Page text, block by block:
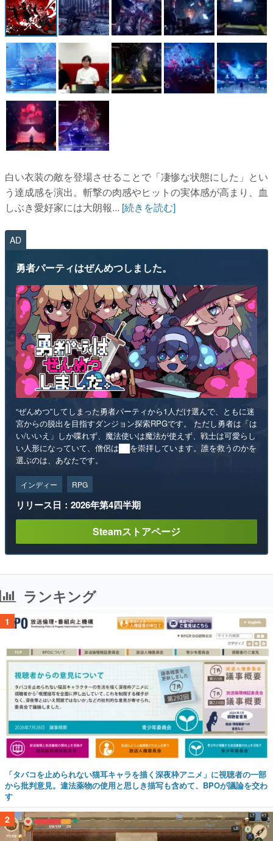
白い衣装の敵を登場させることで「凄惨な状態にした」とい
う達成感を演出。斬撃の肉感やヒットの実体感が高まり、血
しぶき愛好家には大朗報... [続きを読む]
AD
勇者パーティはぜんめつしました。
“ぜんめつ”してしまった勇者パーティから1人だけ選んで、ともに迷
宮からの脱出を目指すダンジョン探索RPGです。 ただし勇者は「は
い/いいえ」しか喋れず、魔法使いは魔法が使えず、戦士は可愛らし
い人形になっていて、僧侶は██を崇拝しています。誰を救うのかを
選ぶのは、あなたです。
インディー RPG
リリース日：2026年第4四半期
Steamストアページ
ランキング
1
「タバコを止められない猫耳キャラを描く深夜枠アニメ」に視聴者の一部
から批判意見。違法薬物の使用と思しき描写も含めて、BPOが議論を交わ
す
2